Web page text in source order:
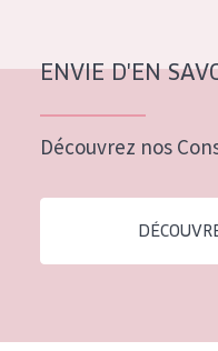
ENVIE D'EN
Découvrez nos